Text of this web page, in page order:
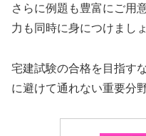
さらに例題も豊富にご用
力も同時に身につけましょ
宅建試験の合格を目指す
に避けて通れない重要分野